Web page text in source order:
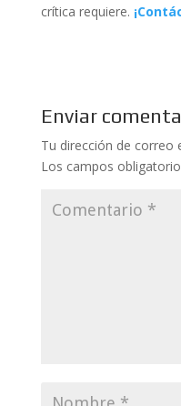
crítica requiere.
Enviar
Tu dirección de correo
Los campos